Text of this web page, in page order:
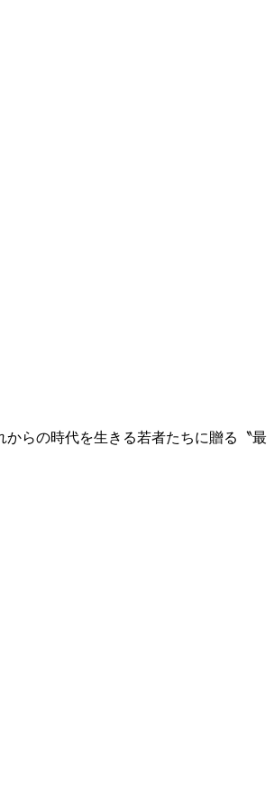
らの時代を生きる若者たちに贈る〝最